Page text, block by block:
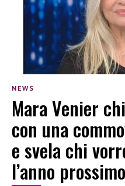
NEWS
Mara Venier
con una
e svela chi
l’anno prossimo